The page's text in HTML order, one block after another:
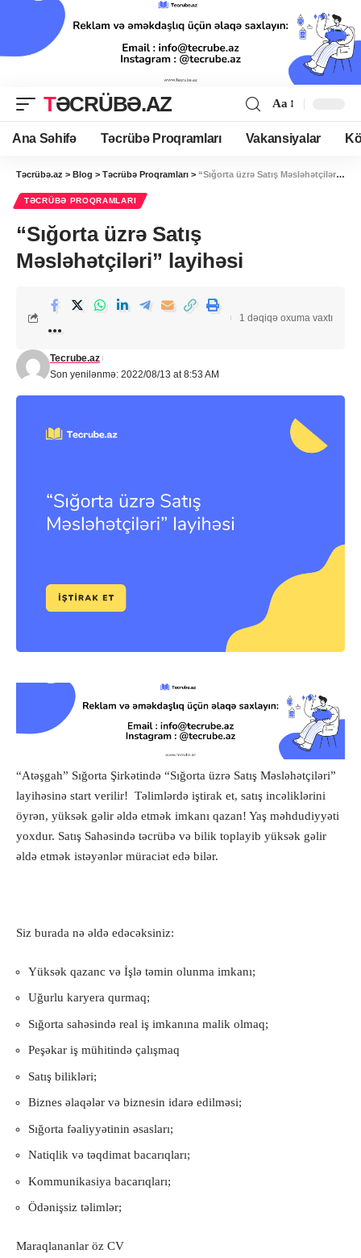
TƏCRÜBƏ.AZ Aa
Ana Səhifə Təcrübə Proqramları Vakansiyalar
Təcrübə.az > Blog > Təcrübə Proqramları > “Sığorta üzrə Satış Məsləhətçiləri” layihəsi
TƏCRÜBƏ PROQRAMLARI
“Sığorta üzrə Satış
Məsləhətçiləri” layihəsi
Son yenilənmə: 2022/08/13 at 8:53 AM
Tecrube.az
1 dəqiqə oxuma vaxtı
“Atəşgah” Sığorta Şirkətində “Sığorta üzrə Satış Məsləhətçiləri”
layihəsinə start verilir! Təlimlərdə iştirak et, satış incəliklərini
öyrən, yüksək gəlir əldə etmək imkanı qazan! Yaş məhdudiyyəti
yoxdur. Satış Sahəsində təcrübə və bilik toplayib yüksək gəlir
əldə etmək istəyənlər müraciət edə bilər.
Siz burada nə əldə edəcəksiniz:
Yüksək qazanc və İşlə təmin olunma imkanı;
Uğurlu karyera qurmaq;
Sığorta sahəsində real iş imkanına malik olmaq;
Peşəkar iş mühitində çalışmaq
Satış bilikləri;
Biznes əlaqələr və biznesin idarə edilməsi;
Sığorta fəaliyyətinin əsasları;
Natiqlik və təqdimat bacarıqları;
Kommunikasiya bacarıqları;
Ödənişsiz təlimlər;
Maraqlananlar öz CV